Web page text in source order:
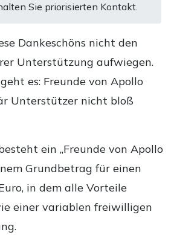
Sie priorisierten Kontakt.
Dankeschöns nicht den
Unterstützung aufwiegen.
es: Freunde von Apollo
Unterstützer nicht bloß
ein „Freunde von Apollo
Grundbetrag für einen
in dem alle Vorteile
einer variablen freiwilligen